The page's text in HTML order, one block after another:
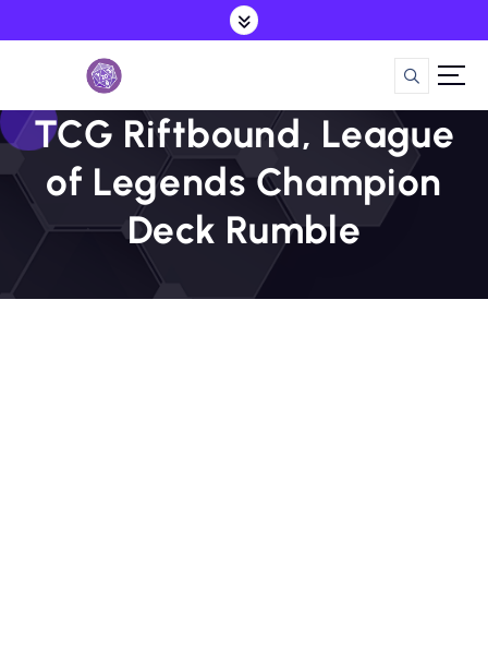
a
a
r
TCG Riftbound, League
of Legends Champion
Deck Rumble